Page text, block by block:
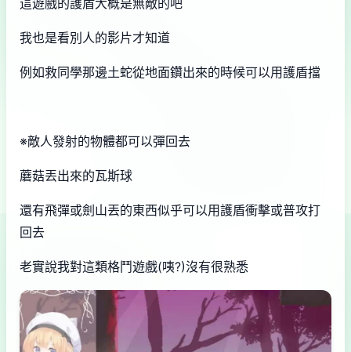
我也是看別人的影片才知道
例如救同學那邊土蛇從地面鑽出來的時候可以用護盾擋
※敵人發射的物體都可以彈回去
蘑菇丟出來的瓦斯球
還有飛彈或劍山丟的東西似乎可以用護盾衝擊或普攻打
回去
老實說我對這類格鬥遊戲(咦?)沒有很熟悉